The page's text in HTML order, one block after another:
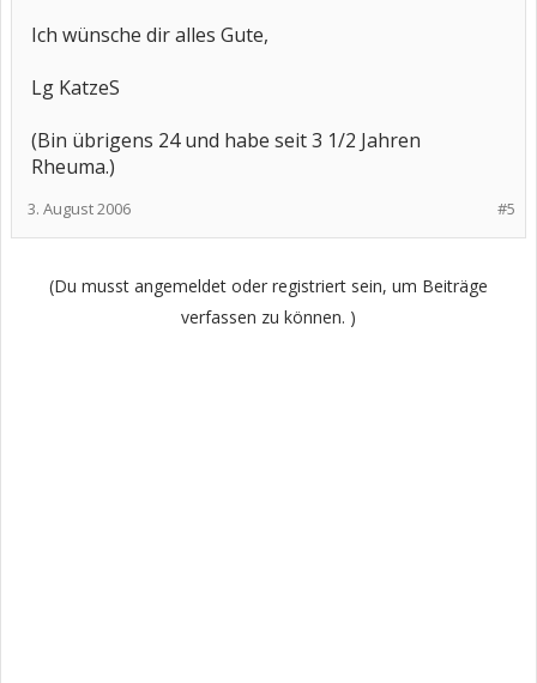
Ich wünsche dir alles Gute,
Lg KatzeS
(Bin übrigens 24 und habe seit 3 1/2 Jahren
Rheuma.)
#5
3. August 2006
(Du musst angemeldet oder registriert sein, um Beiträge
verfassen zu können. )